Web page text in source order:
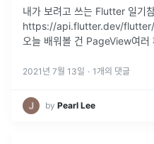
내가 보려고 쓰는 Flutter 일기
https://api.flutter.dev/
오늘 배워볼 건 PageView여러
2021년 7월 13일 · 1 개의 댓글
by Pearl Lee